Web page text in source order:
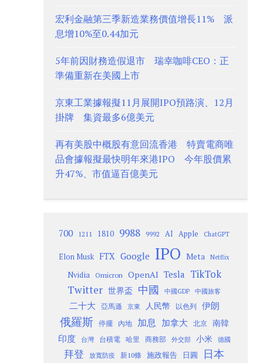
宏利金融第三季新造業務價值增長11% 派
息增10%至0.44加元
5年前因財務造假退市 瑞幸咖啡CEO：正
準備重新在美國上市
京東工業據報擬11月展開IPO預路演、12月
掛牌 集資最多6億美元
再有美股中概股有意回流香港 特賣電商唯
品會據報擬最快明年來港IPO 今年股價累
升47%、市值逼百億美元
700 1211 1810 9988 9992 AI Apple ChatGPT
Elon Musk FTX Google IPO Meta Netflix
Nvidia Omicron OpenAI Tesla TikTok
Twitter 世界盃 中國 中國GDP 中國旅客
二十大 亞馬遜 京東 人民幣 以色列 伊朗
俄羅斯 停擺 內地 加息 加拿大 北京
南韓
印度
台灣 台積電 哈里 商務部 外交部 小米 德國
拜登 放寬防疫 新10條 施政報告 日圓 日本